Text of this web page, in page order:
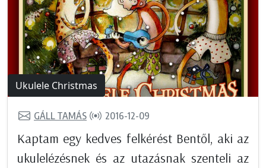
Ukulele Christmas
GÁLL TAMÁS 2016-12-09
Kaptam egy kedves felkérést Bentől, aki az
ukulelézésnek és az utazásnak szenteli az